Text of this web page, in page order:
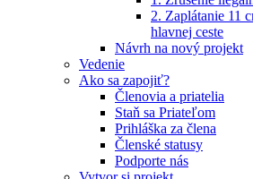
2. Zaplátanie 11
hlavnej ceste
Návrh na nový projekt
Vedenie
Ako sa zapojiť?
Členovia a priatelia
Staň sa Priateľom
Prihláška za člena
Členské statusy
Podporte nás